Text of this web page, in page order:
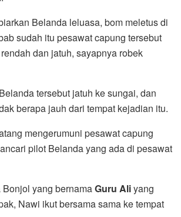
Belanda leluasa, bom meletus di
sudah itu pesawat capung tersebut
dan jatuh, sayapnya robek
tersebut jatuh ke sungai, dan
berapa jauh dari tempat kejadian itu.
mengerumuni pesawat capung
pilot Belanda yang ada di pesawat
yang bernamaGuru Aliyang
Nawi ikut bersama sama ke tempat